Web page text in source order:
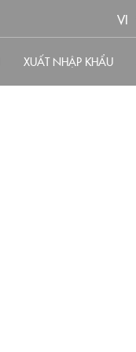
XUẤT NHẬP KHẨU